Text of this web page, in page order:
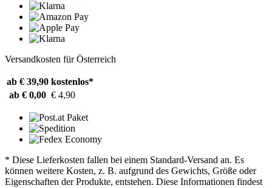
Versandkosten für Österreich
ab € 39,90 kostenlos*
ab € 0,00 € 4,90
* Diese Lieferkosten fallen bei einem Standard-Versand an. Es
können weitere Kosten, z. B. aufgrund des Gewichts, Größe oder
Eigenschaften der Produkte, entstehen. Diese Informationen findest